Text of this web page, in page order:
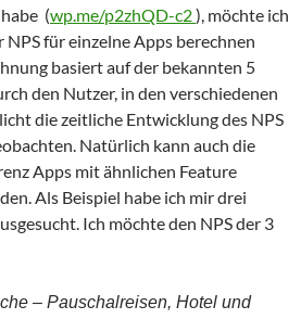
(wp.me/p2zhQD-c2), möchte ich
für einzelne Apps berechnen
basiert auf der bekannten 5
den Nutzer, in den verschiedenen
die zeitliche Entwicklung des NPS
Natürlich kann auch die
Apps mit ähnlichen Feature
Als Beispiel habe ich mir drei
Ich möchte den NPS der 3
– Pauschalreisen, Hotel und